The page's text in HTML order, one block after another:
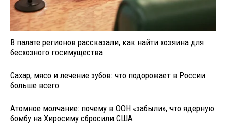
В палате регионов рассказали, как найти хозяина для
бесхозного госимущества
Сахар, мясо и лечение зубов: что подорожает в России
больше всего
Атомное молчание: почему в ООН «забыли», что ядерную
бомбу на Хиросиму сбросили США